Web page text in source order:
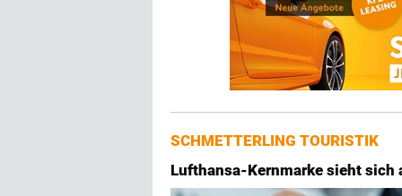
SCHMETTERLING TOURISTIK
Lufthansa-Kernmarke sieht sich